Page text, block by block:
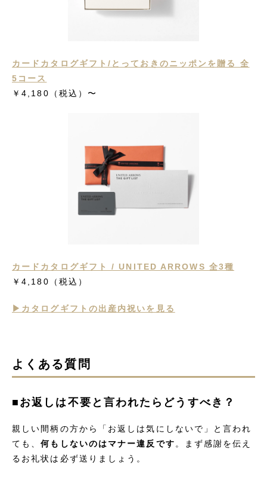
カードカタログギフト/とっておきのニッポンを贈る 全
5コース
￥4,180（税込）〜
カードカタログギフト / UNITED ARROWS 全3種
￥4,180（税込）
▶︎カタログギフトの出産内祝いを見る
よくある質問
■お返しは不要と言われたらどうすべき？
親しい間柄の方から「お返しは気にしないで」と言われ
ても、何もしないのはマナー違反です 。まず感謝を伝え
るお礼状は必ず送りましょう。